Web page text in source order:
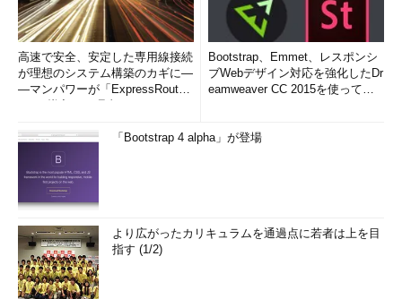
高速で安全、安定した専用線接続
が理想のシステム構築のカギに―
―マンパワーが「ExpressRout
Bootstrap、Emmet、レスポンシ
ブWebデザイン対応を強化したDr
eamweaver CC 2015を使って
「Bootstrap 4 alpha」が登場
より広がったカリキュラムを通過点に若者は上を目
指す (1/2)